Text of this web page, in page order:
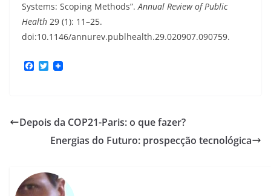
Systems: Scoping Methods”.Annual Review of Public
Health 29 (1): 11–25.
doi:10.1146/annurev.publhealth.29.020907.090759.
o
T
r
Depois da COP21-Paris: o que fazer?
Energias do Futuro: prospecção tecnológica